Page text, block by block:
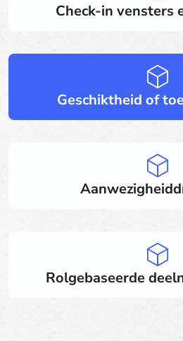
Check-in vensters
Geschiktheid of
Rolgebaseerde